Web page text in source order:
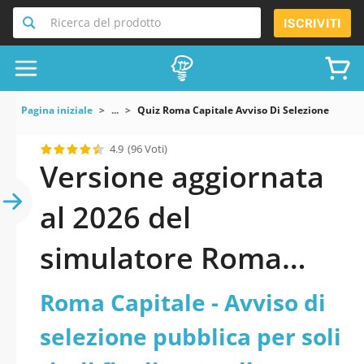
Ricerca del prodotto ISCRIVITI
Pagina iniziale ... Quiz Roma Capitale Avviso Di Selezione
4.9 (96 Voti)
Versione aggiornata
al 2026 del
simulatore Roma
Capitale - Avviso di
selezione pubblica
Roma Capitale - Avviso di
selezione pubblica per soli